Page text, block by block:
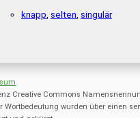
knapp selten singulär
Creative Commons
Wortbedeutung wurden über einen